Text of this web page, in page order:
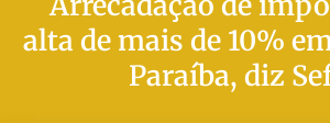
alta de mais de 10%
Paraíba, diz